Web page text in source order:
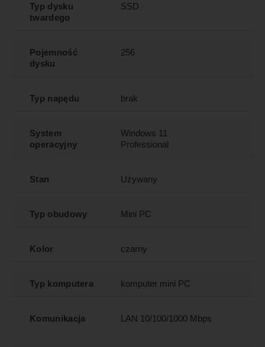
Typ dysku
twardego
SSD
Pojemność
dysku
256
Typ napędu brak
System
operacyjny
Windows 11
Professional
Stan Używany
Typ obudowy Mini PC
Kolor czarny
Typ komputera komputer mini PC
Komunikacja LAN 10/100/1000 Mbps